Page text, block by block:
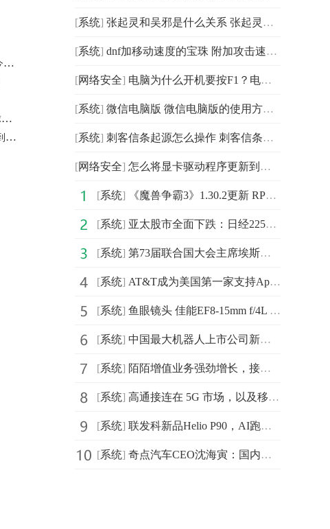
山东十大旅游景点排名 山东十大旅游景点排名有哪些_全球今热点
刺客信条起源怎么操作 刺客信条起源基础键位操作指南 环球快看
怎么将显卡驱动程序更新到最新版本？将显卡驱动程序更新到最新版本教程
[系统] 张起灵和吴邪是什么关系 张起灵吴邪到底什么关系
[系统] dnf加移动速度的宝珠 附加攻击速度和释放速度的宝珠
[网络安全] 电脑为什么开机要按F1？电脑开机要按f1才能进入系统的解
[系统] 微信电脑版 微信电脑版的使用方法_头条
[系统] 刺客信条起源怎么操作 刺客信条起源基础键位操作指南
[网络安全] 怎么将显卡驱动程序更新到最新版本？将显卡驱动程序更新
[系统] 《魔兽争霸3》1.30.2更新 RPG地图进行了世界合服
[系统] 亚太股市全面下跌：日经225指数跌1.3%
[系统] 第73届联合国大会主席埃斯皮诺萨4日宣布启动全球反塑料污
[系统] AT&T成为美国第一家支持Apple eSIM技术的运营商
[系统] 鱼眼镜头 佳能EF8-15mm f/4L 售价7799元
[系统] 中国最大机器人上市公司新松创始人曲道奎发表：《AI 赋
[系统] 陌陌增值业务强劲增长，接棒直播成新驱动
[系统] 高通接连在 5G 市场，以及移动芯片布局刷新市场的三观
[系统] 联发科新品Helio P90，AI跑分高但CPU及GPU性能未知
[系统] 奇点汽车CEO沈海寅：国内汽车行业迎来“奇点”